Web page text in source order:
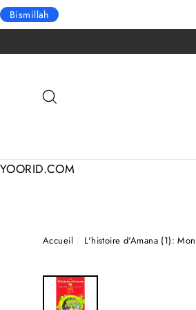
Bismillah
au
YOORID.COM
Accueil / L'histoire d'Amana (1):